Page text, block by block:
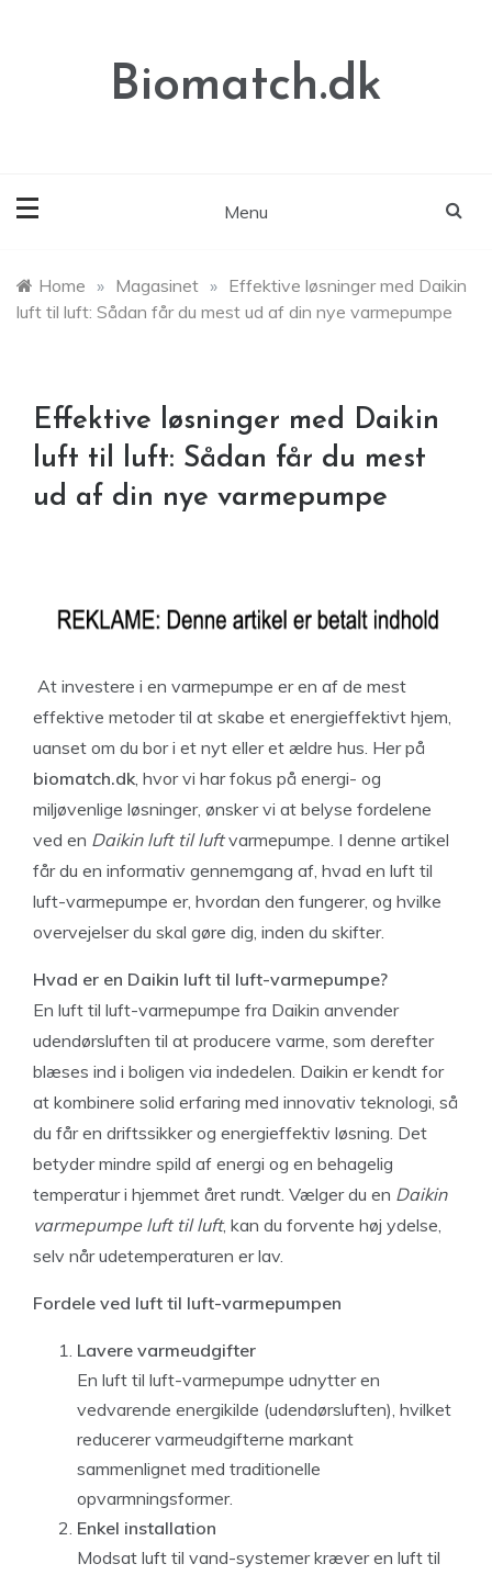
Biomatch.dk
Menu
Home » Magasinet » Effektive løsninger med Daikin
luft til luft: Sådan får du mest ud af din nye varmepumpe
Effektive løsninger med Daikin
luft til luft: Sådan får du mest
ud af din nye varmepumpe
At investere i en varmepumpe er en af de mest
effektive metoder til at skabe et energieffektivt hjem,
uanset om du bor i et nyt eller et ældre hus. Her på
biomatch.dk, hvor vi har fokus på energi- og
miljøvenlige løsninger, ønsker vi at belyse fordelene
ved en Daikin luft til luftvarmepumpe. I denne artikel
får du en informativ gennemgang af, hvad en luft til
luft-varmepumpe er, hvordan den fungerer, og hvilke
overvejelser du skal gøre dig, inden du skifter.
Hvad er en Daikin luft til luft-varmepumpe?
En luft til luft-varmepumpe fra Daikin anvender
udendørsluften til at producere varme, som derefter
blæses ind i boligen via indedelen. Daikin er kendt for
at kombinere solid erfaring med innovativ teknologi, så
du får en driftssikker og energieffektiv løsning. Det
betyder mindre spild af energi og en behagelig
temperatur i hjemmet året rundt. Vælger du en Daikin
varmepumpe luft til luft, kan du forvente høj ydelse,
selv når udetemperaturen er lav.
Fordele ved luft til luft-varmepumpen
Lavere varmeudgifter
En luft til luft-varmepumpe udnytter en
vedvarende energikilde (udendørsluften), hvilket
reducerer varmeudgifterne markant
sammenlignet med traditionelle
opvarmningsformer.
Enkel installation
Modsat luft til vand-systemer kræver en luft til